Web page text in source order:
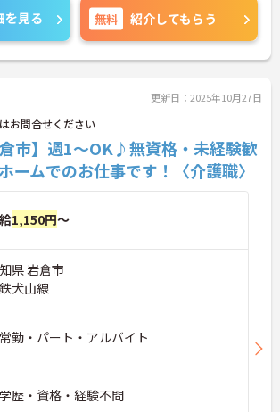
り、長期就業しながら、キャリア
です。気になる方はぜひお問い合
を見る 無料 紹介してもらう
更新日：2025年10月27日
問合せください
倉市】週1～OK♪無資格・未経験歓
ームでのお仕事です！〈介護職〉
1,150円～
県 岩倉市
犬山線
勤・パート・アルバイト
歴・資格・経験不問